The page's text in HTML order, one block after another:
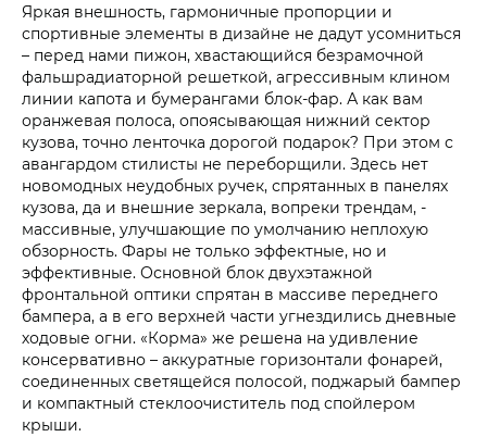
Яркая внешность, гармоничные пропорции и
спортивные элементы в дизайне не дадут усомниться
– перед нами пижон, хвастающийся безрамочной
фальшрадиаторной решеткой, агрессивным клином
линии капота и бумерангами блок-фар. А как вам
оранжевая полоса, опоясывающая нижний сектор
кузова, точно ленточка дорогой подарок? При этом с
авангардом стилисты не переборщили. Здесь нет
новомодных неудобных ручек, спрятанных в панелях
кузова, да и внешние зеркала, вопреки трендам, -
массивные, улучшающие по умолчанию неплохую
обзорность. Фары не только эффектные, но и
эффективные. Основной блок двухэтажной
фронтальной оптики спрятан в массиве переднего
бампера, а в его верхней части угнездились дневные
ходовые огни. «Корма» же решена на удивление
консервативно – аккуратные горизонтали фонарей,
соединенных светящейся полосой, поджарый бампер
и компактный стеклоочиститель под спойлером
крыши.